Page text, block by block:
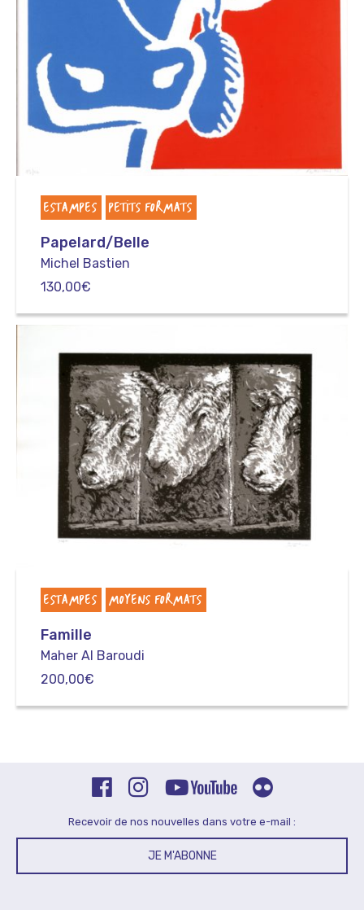
ESTAMPES PETITS FORMATS
Papelard/Belle
Michel Bastien
130,00€
ESTAMPES MOYENS FORMATS
Famille
Maher Al Baroudi
200,00€
Recevoir de nos nouvelles dans votre e-mail :
JE M'ABONNE